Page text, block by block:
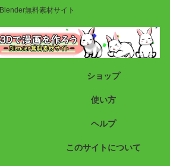
Blender無料素材サイト
ショップ
使い方
ヘルプ
このサイトについて